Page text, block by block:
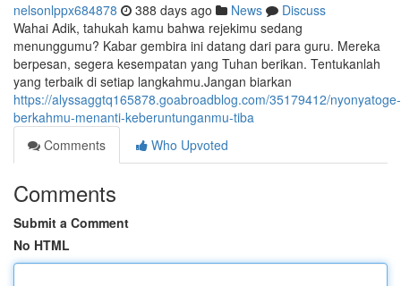
nelsonlppx684878 388 days ago News
Discuss
Wahai Adik, tahukah kamu bahwa rejekimu sedang
menunggumu? Kabar gembira ini datang dari para guru. Mereka
berpesan, segera kesempatan yang Tuhan berikan. Tentukanlah
yang terbaik di setiap langkahmu.Jangan biarkan
https://alyssaggtq165878.goabroadblog.com/35179412/nyonyatoge-
berkahmu-menanti-keberuntunganmu-tiba
Comments
Who Upvoted
Comments
Submit a Comment
No HTML